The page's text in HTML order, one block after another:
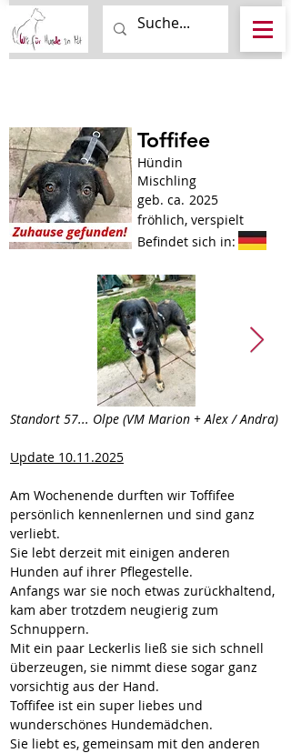
Toffifee
Hündin
Mischling
geb. ca. 2025
fröhlich, verspielt
Befindet sich in:
Standort 57... Olpe (VM Marion + Alex / Andra)
Update 10.11.2025
Am Wochenende durften wir Toffifee
persönlich kennenlernen und sind ganz
verliebt.
Sie lebt derzeit mit einigen anderen
Hunden auf ihrer Pflegestelle.
Anfangs war sie noch etwas zurückhaltend,
kam aber trotzdem neugierig zum
Schnuppern.
Mit ein paar Leckerlis ließ sie sich schnell
überzeugen, sie nimmt diese sogar ganz
vorsichtig aus der Hand.
Toffifee ist ein super liebes und
wunderschönes Hundemädchen.
Sie liebt es, gemeinsam mit den anderen